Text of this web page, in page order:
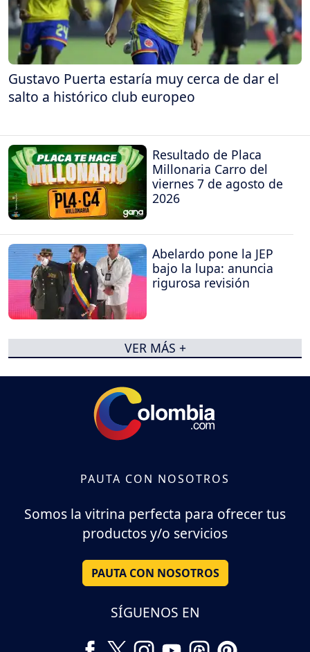
Gustavo Puerta estaría muy cerca de dar el
salto a histórico club europeo
Resultado de Placa
Millonaria Carro del
viernes 7 de agosto de
2026
Abelardo pone la JEP
bajo la lupa: anuncia
rigurosa revisión
VER MÁS +
PAUTA CON NOSOTROS
Somos la vitrina perfecta para ofrecer tus
productos y/o servicios
PAUTA CON NOSOTROS
SÍGUENOS EN